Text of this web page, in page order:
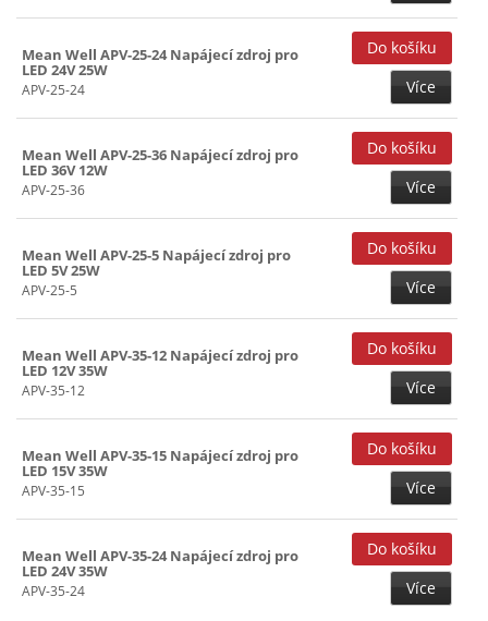
Mean Well APV-25-24 Napájecí zdroj pro
LED 24V 25W
APV-25-24 Více
Mean Well APV-25-36 Napájecí zdroj pro
LED 36V 12W
APV-25-36 Více
Mean Well APV-25-5 Napájecí zdroj pro
LED 5V 25W
APV-25-5 Více
Mean Well APV-35-12 Napájecí zdroj pro
LED 12V 35W
APV-35-12 Více
Mean Well APV-35-15 Napájecí zdroj pro
LED 15V 35W
APV-35-15 Více
Mean Well APV-35-24 Napájecí zdroj pro
LED 24V 35W
APV-35-24 Více